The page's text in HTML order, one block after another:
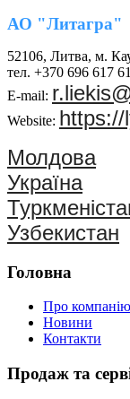
АО "Литагра"
52106, Литва, м.
тел. +370 696 617 61
E-mail:
Website:
Молдова
Україна
Узбекистан
Головна
Про компанію
Новини
Контакти
Продаж та